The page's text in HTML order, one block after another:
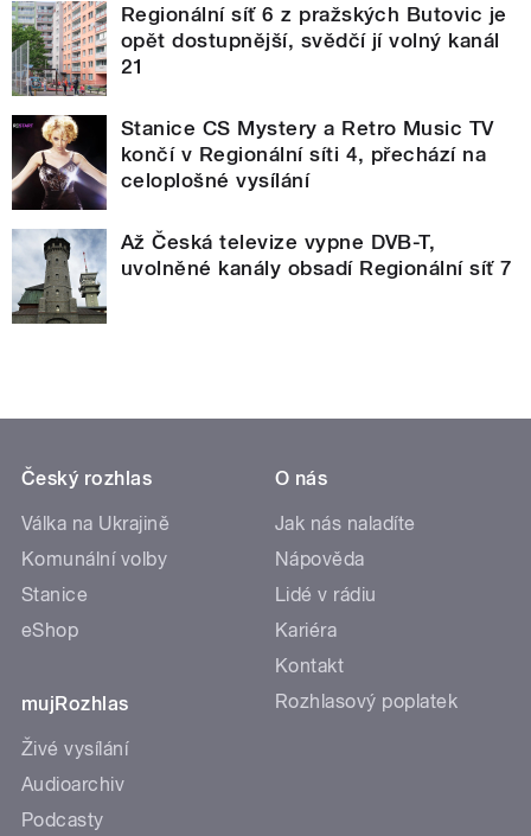
Regionální síť 6 z pražských Butovic je
opět dostupnější, svědčí jí volný kanál
21
Stanice CS Mystery a Retro Music TV
končí v Regionální síti 4, přechází na
celoplošné vysílání
Až Česká televize vypne DVB-T,
uvolněné kanály obsadí Regionální síť 7
Český rozhlas
Válka na Ukrajině
Komunální volby
Stanice
eShop
mujRozhlas
Živé vysílání
Audioarchiv
Podcasty
O nás
Jak nás naladíte
Nápověda
Lidé v rádiu
Kariéra
Kontakt
Rozhlasový poplatek